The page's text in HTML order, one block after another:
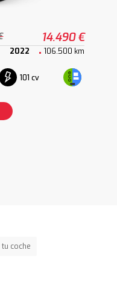
14.490 €
2022 106.500 km
101 cv
coche